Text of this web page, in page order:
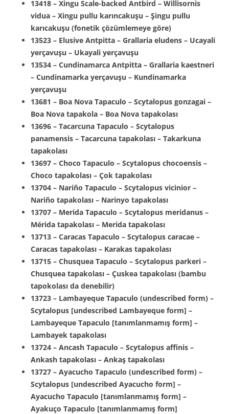
13418 – Xingu Scale-backed Antbird – Willisornis
vidua – Xingu pullu karıncakuşu – Şingu pullu
karıcakuşu (fonetik çözümlemeye göre)
13523 – Elusive Antpitta – Grallaria eludens – Ucayali
yerçavuşu – Ukayali yerçavuşu
13534 – Cundinamarca Antpitta – Grallaria kaestneri
– Cundinamarka yerçavuşu – Kundinamarka
yerçavuşu
13681 – Boa Nova Tapaculo – Scytalopus gonzagai –
Boa Nova tapakola – Boa Nova tapakolası
13696 – Tacarcuna Tapaculo – Scytalopus
panamensis – Tacarcuna tapakolası – Takarkuna
tapakolası
13697 – Choco Tapaculo – Scytalopus chocoensis –
Choco tapakolası – Çok tapakolası
13704 – Nariño Tapaculo – Scytalopus vicinior –
Nariño tapakolası – Narinyo tapakolası
13707 – Merida Tapaculo – Scytalopus meridanus –
Mérida tapakolası – Merida tapakolası
13713 – Caracas Tapaculo – Scytalopus caracae –
Caracas tapakolası – Karakas tapakolası
13715 – Chusquea Tapaculo – Scytalopus parkeri –
Chusquea tapakolası – Çuskea tapakolası (bambu
tapokolası da denebilir)
13723 – Lambayeque Tapaculo (undescribed form) –
Scytalopus [undescribed Lambayeque form] –
Lambayeque Tapaculo [tanımlanmamış form] –
Lambayek tapakolası
13724 – Ancash Tapaculo – Scytalopus affinis –
Ankash tapakolası – Ankaş tapakolası
13727 – Ayacucho Tapaculo (undescribed form) –
Scytalopus [undescribed Ayacucho form] –
Ayacucho Tapaculo [tanımlanmamış form] –
Ayakuço Tapaculo [tanımlanmamış form]